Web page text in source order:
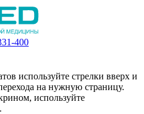
400
используйте стрелки вверх и
на нужную страницу.
используйте